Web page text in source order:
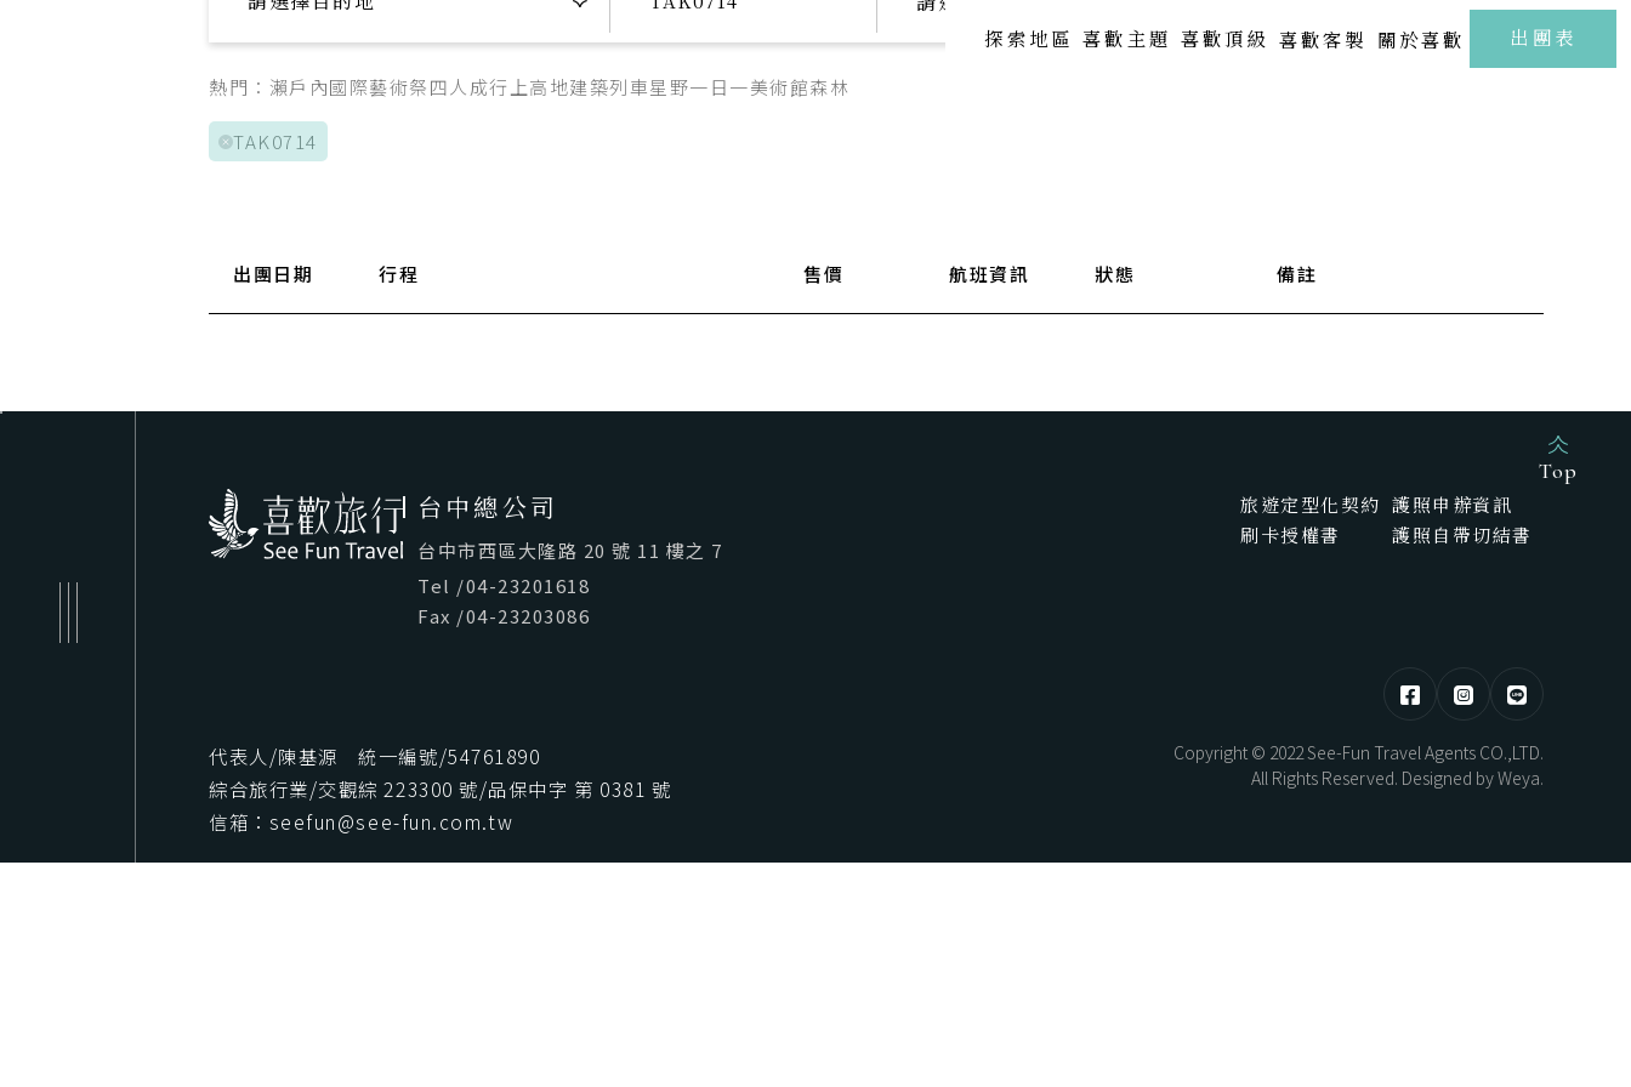
探索地區
喜歡日本
中部 | 北陸・新潟・長野
東部 | 花蓮 · 台東
喜歡主題
喜歡主題
新春海街漫旅．古都鎌倉江之浦5日
SAGA
熊本煥活．漫步佐賀之旅5日
喜歡頂級
喜歡頂級
樂聲飛揚駿河灣．靜岡溫泉雅宿6日
HOKKAIDO
北海道望樓連泊．湖光共生自然極境5
喜歡客製 關於喜歡 出團表
熱門： 瀨戶內國際藝術祭四人成行 上高地建築列車星野一日一美術館森林
TAK0714
出團日期 行程 售價 航班資訊 狀態 備註
台中總公司
台中市西區大隆路 20 號 11 樓之 7
Tel /04-23201618
Fax /04-23203086
旅遊定型化契約 護照申辦資訊
刷卡授權書
護照自帶切結書
代表人/陳基源 統一編號/54761890
綜合旅行業/交觀綜 223300 號/品保中字 第 0381 號
信箱：seefun@see-fun.com.tw
Copyright © 2022 See-Fun Travel Agents CO.,LTD.
All Rights Reserved. Designed byWeya.
Top